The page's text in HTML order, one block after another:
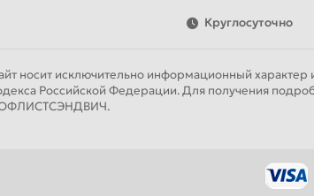
Круглосуточно
носит исключительно информационный характер
Российской Федерации. Для получения